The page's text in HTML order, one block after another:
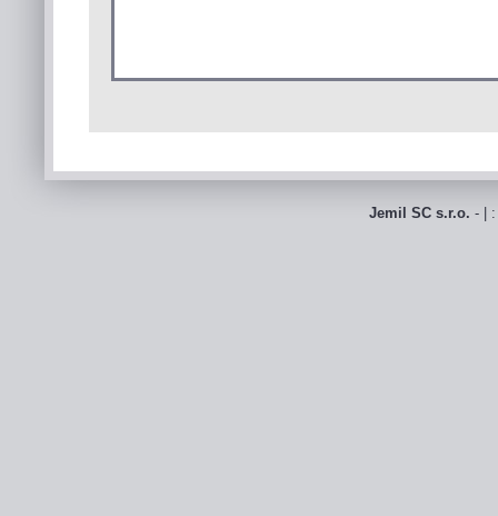
Jemil SC s.r.o. - |